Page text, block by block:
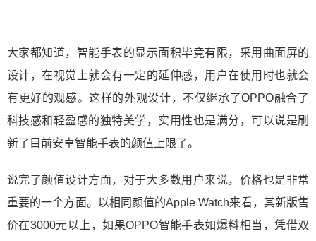
大家都知道，智能手表的显示面积毕竟有限，采用曲面屏的
设计，在视觉上就会有一定的延伸感，用户在使用时也就会
有更好的观感。这样的外观设计，不仅继承了OPPO融合了
科技感和轻盈感的独特美学，实用性也是满分，可以说是刷
新了目前安卓智能手表的颜值上限了。
说完了颜值设计方面，对于大多数用户来说，价格也是非常
重要的一个方面。以相同颜值的Apple Watch来看，其新版售
价在3000元以上，如果OPPO智能手表如爆料相当，凭借双